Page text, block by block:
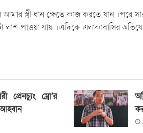
আমার স্ত্রী ধান ক্ষেতে কাজ করতে যান
লাশ পাওয়া যায় ।এদিকে এলাকাবাসির
প্রেনচ্যুং ম্রো’র